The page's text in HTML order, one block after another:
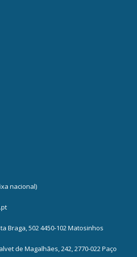
nacional)
Braga, 502 4450-102 Matosinhos
de Magalhães, 242, 2770-022 Paço